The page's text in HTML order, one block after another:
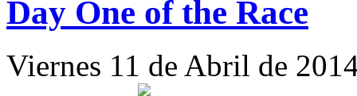
Day One of the Race
Viernes 11 de Abril de